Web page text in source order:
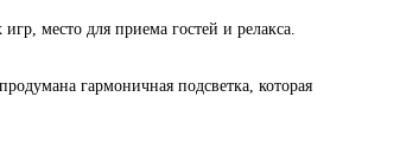
место для приема гостей и релакса.
гармоничная подсветка, которая